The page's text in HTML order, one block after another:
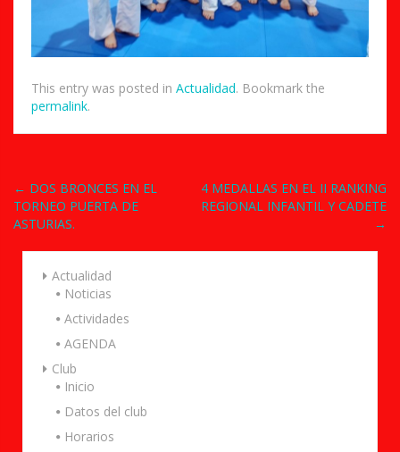
This entry was posted in Actualidad. Bookmark the
permalink.
Post
navigation
← DOS BRONCES EN EL
TORNEO PUERTA DE
ASTURIAS.
4 MEDALLAS EN EL II RANKING
REGIONAL INFANTIL Y CADETE
→
Actualidad
Noticias
Actividades
AGENDA
Club
Inicio
Datos del club
Horarios